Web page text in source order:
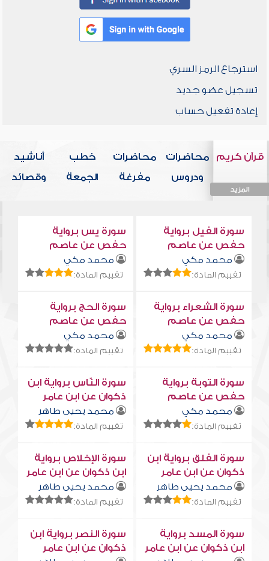
استرجاع الرمز السري
تسجيل عضو جديد
إعادة تفعيل حساب
قرآن كريم
المزيد
محاضرات
ودروس
محاضرات
مفرغة
خطب
الجمعة
أناشيد
وقصائد
سورة الفيل برواية
حفص عن عاصم
محمد مكي
تقييم المادة:
سورة يس برواية
حفص عن عاصم
محمد مكي
تقييم المادة:
سورة الشعراء برواية
حفص عن عاصم
محمد مكي
تقييم المادة:
سورة الحج برواية
حفص عن عاصم
محمد مكي
تقييم المادة:
سورة التوبة برواية
حفص عن عاصم
محمد مكي
تقييم المادة:
سورة النّاس برواية ابن
ذكوان عن ابن عامر
محمد يحيى طاهر
تقييم المادة:
سورة الفلق برواية ابن
ذكوان عن ابن عامر
محمد يحيى طاهر
تقييم المادة:
سورة الإخلاص برواية
ابن ذكوان عن ابن عامر
محمد يحيى طاهر
تقييم المادة:
سورة المسد برواية
ابن ذكوان عن ابن عامر
سورة النصر برواية ابن
ذكوان عن ابن عامر